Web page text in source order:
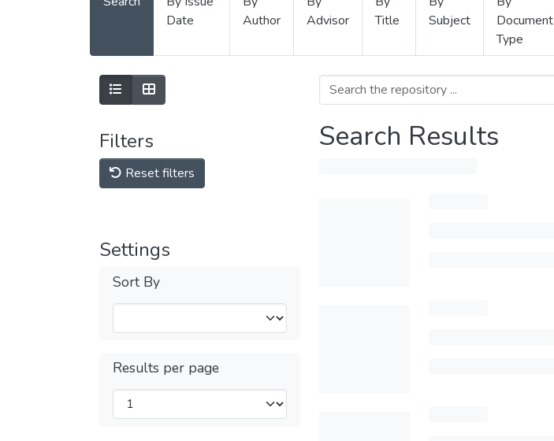
Date
Author
Advisor
Title
Subject
Document
Type
Filters
Reset filters
Settings
Sort By
Results per page
Search Results